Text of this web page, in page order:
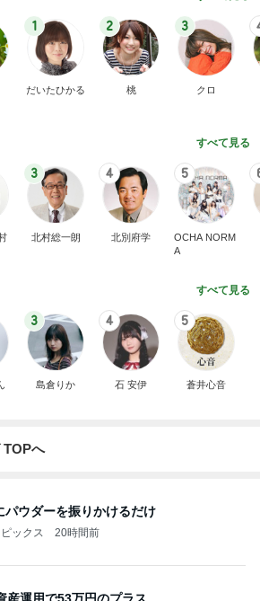
1
だいたひかる
2
桃
3
クロ
すべて見る
3
北村総一朗
4
北別府学
5
OCHA NORM
A
すべて見る
3
島倉りか
4
石 安伊
5
蒼井心音
TOPへ
パウダーを振りかけるだけ
ックス 20時間前